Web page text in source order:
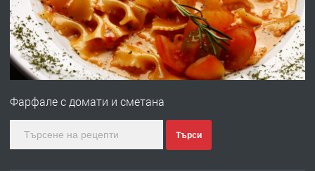
преди 11 месеца
ПРЕДЛАГА Онлайн магазин за всички!
Фарфале с домати и сметана
Търси